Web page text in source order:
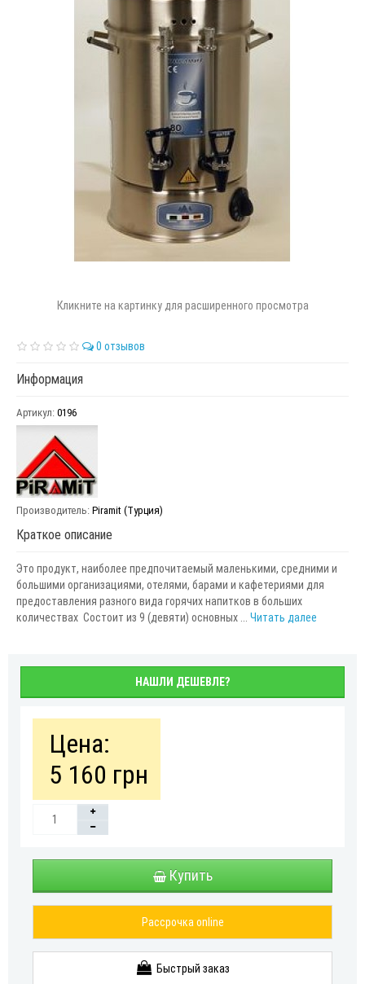
Кликните на картинку для расширенного просмотра
0 отзывов
Информация
Артикул: 0196
Производитель: Piramit (Турция)
Краткое описание
Это продукт, наиболее предпочитаемый маленькими, средними и
большими организациями, отелями, барами и кафетериями для
предоставления разного вида горячих напитков в больших
количествах Cостоит из 9 (девяти) основных ... Читать далее
НАШЛИ ДЕШЕВЛЕ?
Цена:
5 160 грн
Купить
Рассрочка online
Быстрый заказ